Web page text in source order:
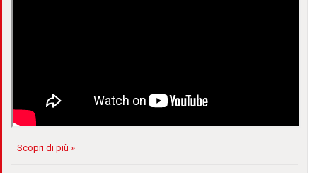
Scopri di più »